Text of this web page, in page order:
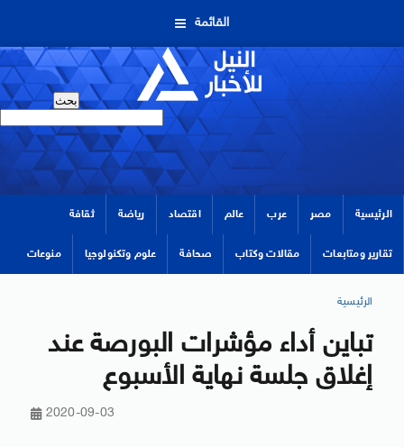
القائمة
الرئيسية مصر عرب عالم اقتصاد رياضة ثقافة
تقارير ومتابعات مقالات وكتاب صحافة علوم وتكنولوجيا منوعات
الرئيسية
تباين أداء مؤشرات البورصة عند
إغلاق جلسة نهاية الأسبوع
2020-09-03